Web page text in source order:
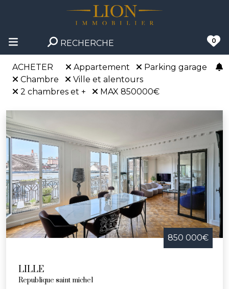
RECHERCHE 0
ACHETER Appartement
Parking garage
Chambre
Ville et alentours
2 chambres et +
MAX 850000€
850 000€
LILLE
Republique saint michel